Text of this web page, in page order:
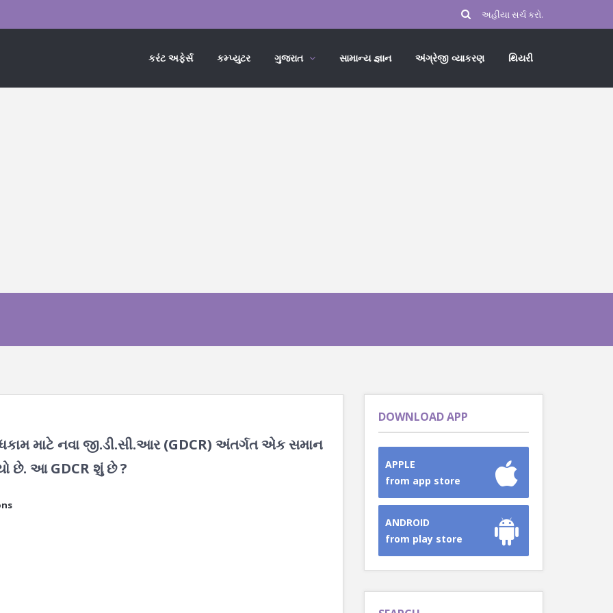
કરંટ અફેર્સ કમ્પ્યુટર ગુજરાત સામાન્ય જ્ઞાન અંગ્રેજી વ્યાકરણ થિયરી
માટે નવા જી.ડી.સી.આર (GDCR) અંતર્ગત એક સમાન
છે. આ GDCR શું છે ?
DOWNLOAD APP
APPLE
from app store
ANDROID
from play store